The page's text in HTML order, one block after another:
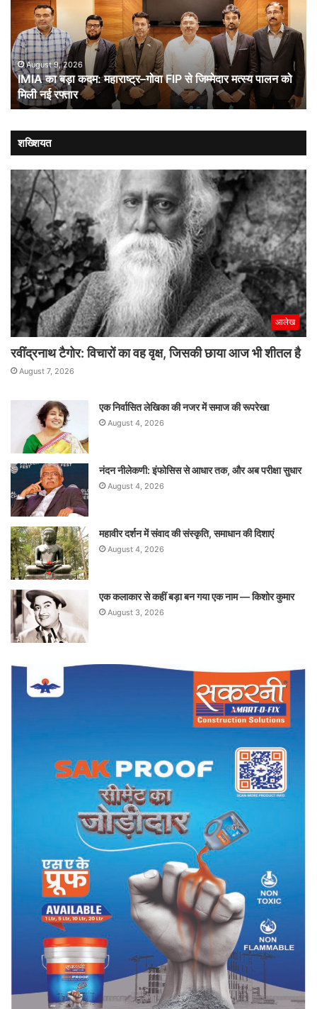
कदम:
महाराष्ट्र–
गोवा
FIP
से
जिम्मेदार
मत्स्य
पालन
मिली
नई
रफ्तार
August 9, 2026
IMIA का बड़ा कदम: महाराष्ट्र–गोवा FIP से जिम्मेदार मत्स्य पालन को
मिली नई रफ्तार
शख्शियत
आलेख
रवींद्रनाथ टैगोर: विचारों का वह वृक्ष, जिसकी छाया आज भी शीतल है
August 7, 2026
एक निर्वासित लेखिका की नजर में समाज की रूपरेखा
August 4, 2026
नंदन नीलेकणी: इंफोसिस से आधार तक, और अब परीक्षा सुधार
August 4, 2026
महावीर दर्शन में संवाद की संस्कृति, समाधान की दिशाएं
August 4, 2026
एक कलाकार से कहीं बड़ा बन गया एक नाम — किशोर कुमार
August 3, 2026